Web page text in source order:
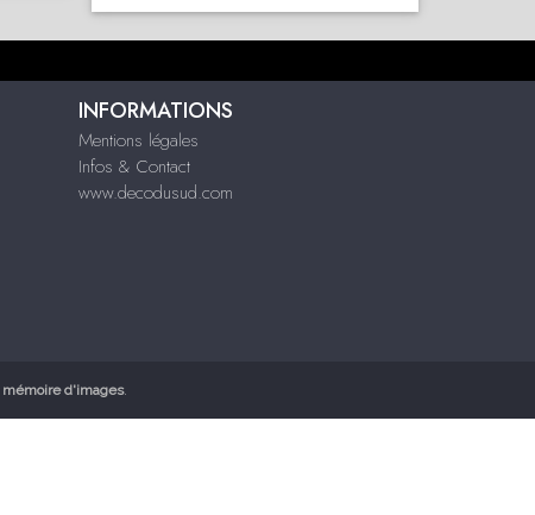
INFORMATIONS
Mentions légales
Infos & Contact
www.decodusud.com
mémoire d'images.